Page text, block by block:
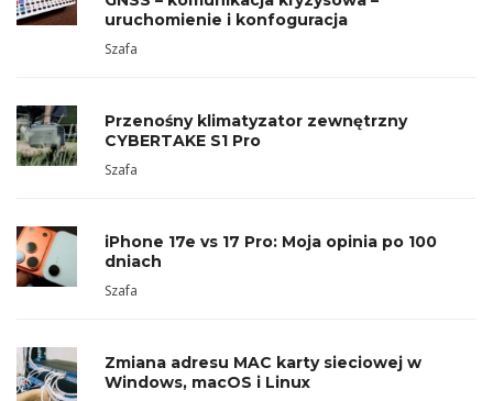
uruchomienie i konfoguracja
Szafa
Przenośny klimatyzator zewnętrzny
CYBERTAKE S1 Pro
Szafa
iPhone 17e vs 17 Pro: Moja opinia po 100
dniach
Szafa
Zmiana adresu MAC karty sieciowej w
Windows, macOS i Linux